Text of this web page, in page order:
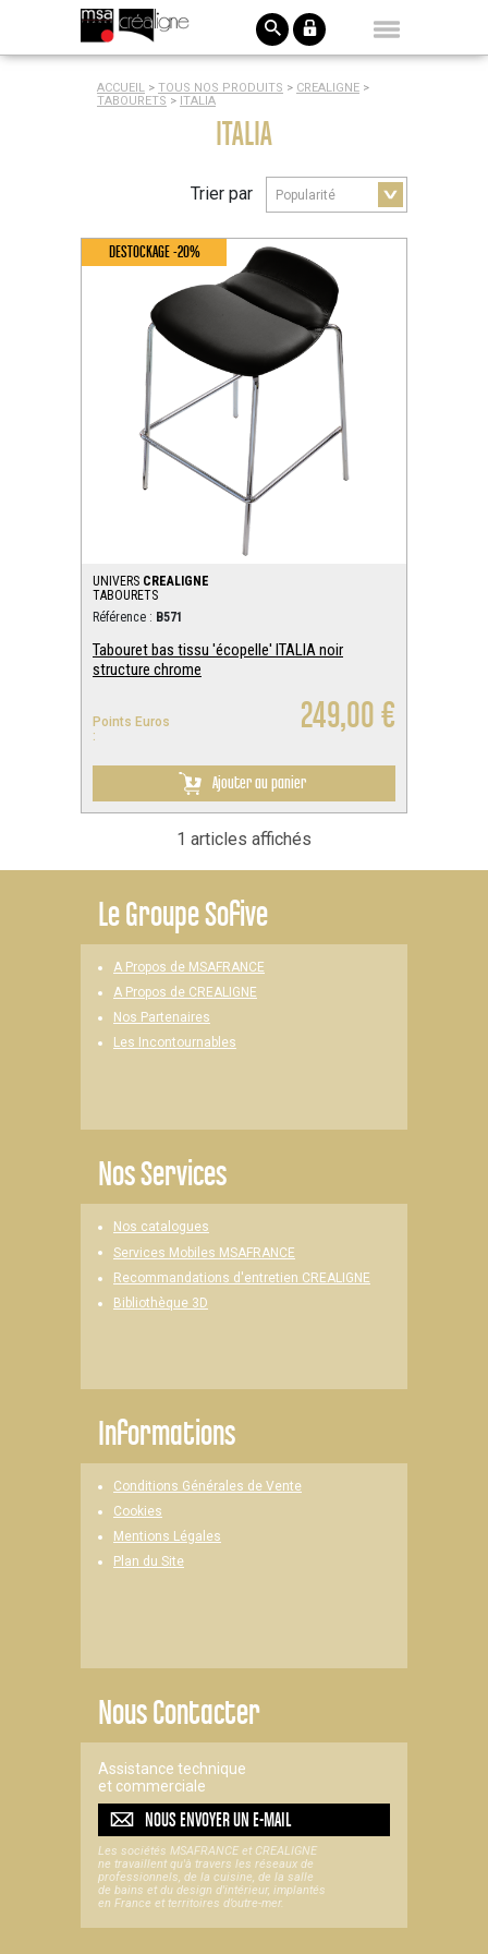
ACCUEIL > TOUS NOS PRODUITS > CREALIGNE >
TABOURETS > ITALIA
ITALIA
Trier par
DESTOCKAGE -20%
UNIVERS CREALIGNE
TABOURETS
Référence : B571
Tabouret bas tissu 'écopelle' ITALIA noir
structure chrome
Points Euros
:
249,00 €
Ajouter au panier
1 articles affichés
LeGroupe Sofive
A Propos de MSAFRANCE
A Propos de CREALIGNE
Nos Partenaires
Les Incontournables
Nos Services
Nos catalogues
Services Mobiles MSAFRANCE
Recommandations d'entretien CREALIGNE
Bibliothèque 3D
Informations
Conditions Générales de Vente
Cookies
Mentions Légales
Plan du Site
Nous Contacter
Assistance technique
et commerciale
NOUS ENVOYER UNE-MAIL
Les sociétés MSAFRANCE et CREALIGNE
ne travaillent qu'à travers les réseaux de
professionnels, de la cuisine, de la salle
de bains et du design d'intérieur, implantés
en France et territoires d’outre-mer.